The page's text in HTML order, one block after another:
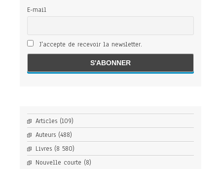
E-mail
J'accepte de recevoir la newsletter.
Articles (109)
Auteurs (488)
Livres (8 580)
Nouvelle courte (8)